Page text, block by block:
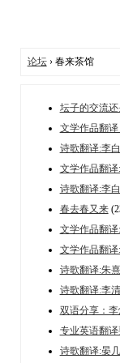
论坛› 春来茶馆
坛子的交流
文学作品翻译
诗歌翻译:李
文学作品翻译
诗歌翻译:李
春去春又来
文学作品翻译
文学作品翻译
诗歌翻译:朱
诗歌翻译:李
双语分享：李
专业英语翻
诗歌翻译:晏